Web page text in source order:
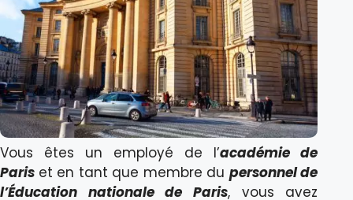
Vous êtes un employé de l’académie de
Paris et en tant que membre du personnel de
l’Éducation nationale de Paris, vous avez